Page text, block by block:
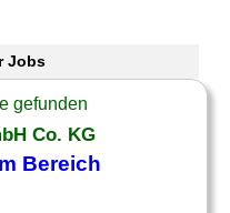
Jobs
gefunden
Co. KG
Bereich